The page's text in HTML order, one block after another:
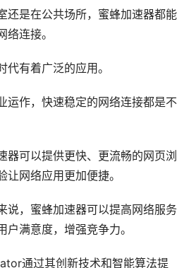
还是在公共场所，蜜蜂加速器都能
连接。
有着广泛的应用。
运作，快速稳定的网络连接都是不
器可以提供更快、更流畅的网页浏
网络应用更加便捷。
说，蜜蜂加速器可以提高网络服务
满意度，增强竞争力。
通过其创新技术和智能算法提